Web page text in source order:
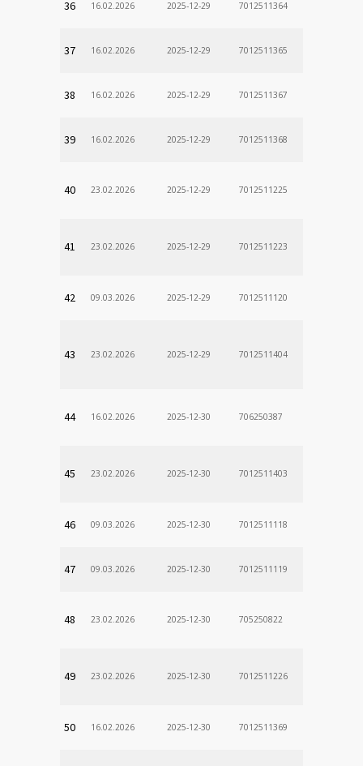
36 16.02.2026 2025-12-29 7012511364
37 16.02.2026 2025-12-29 7012511365
38 16.02.2026 2025-12-29 7012511367
39 16.02.2026 2025-12-29 7012511368
40 23.02.2026 2025-12-29 7012511225
41 23.02.2026 2025-12-29 7012511223
42 09.03.2026 2025-12-29 7012511120
43 23.02.2026 2025-12-29 7012511404
44 16.02.2026 2025-12-30 706250387
45 23.02.2026 2025-12-30 7012511403
46 09.03.2026 2025-12-30 7012511118
47 09.03.2026 2025-12-30 7012511119
48 23.02.2026 2025-12-30 705250822
49 23.02.2026 2025-12-30 7012511226
50 16.02.2026 2025-12-30 7012511369